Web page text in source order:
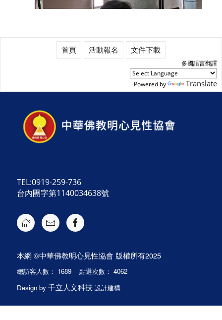
首頁 活動報名 文件下載
多國語言翻譯
Powered by Translate
TEL:0919-259-736
台內團字第1140034638號
本網 ©中華佛教明心見性協會 版權所有2025
總訪客人數： 1689 點選次數： 4062
Design by 千立人文科技設計建構